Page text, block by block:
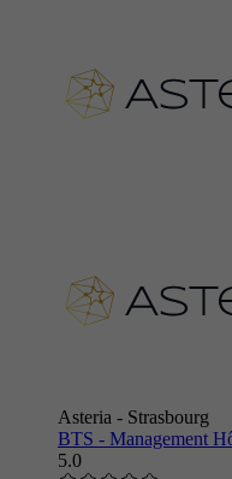
Asteria - Strasbourg
BTS - Management
5.0